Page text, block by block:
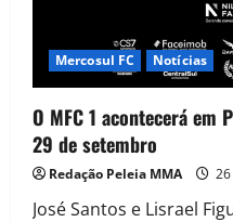
Mercosul FC Notícias
O MFC 1 acontecerá em
29 de setembro
Redação Peleia MMA
José Santos e Lisrael